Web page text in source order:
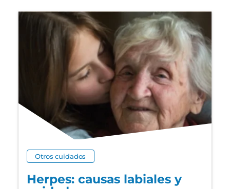
Otros cuidados
Herpes: causas labiales y